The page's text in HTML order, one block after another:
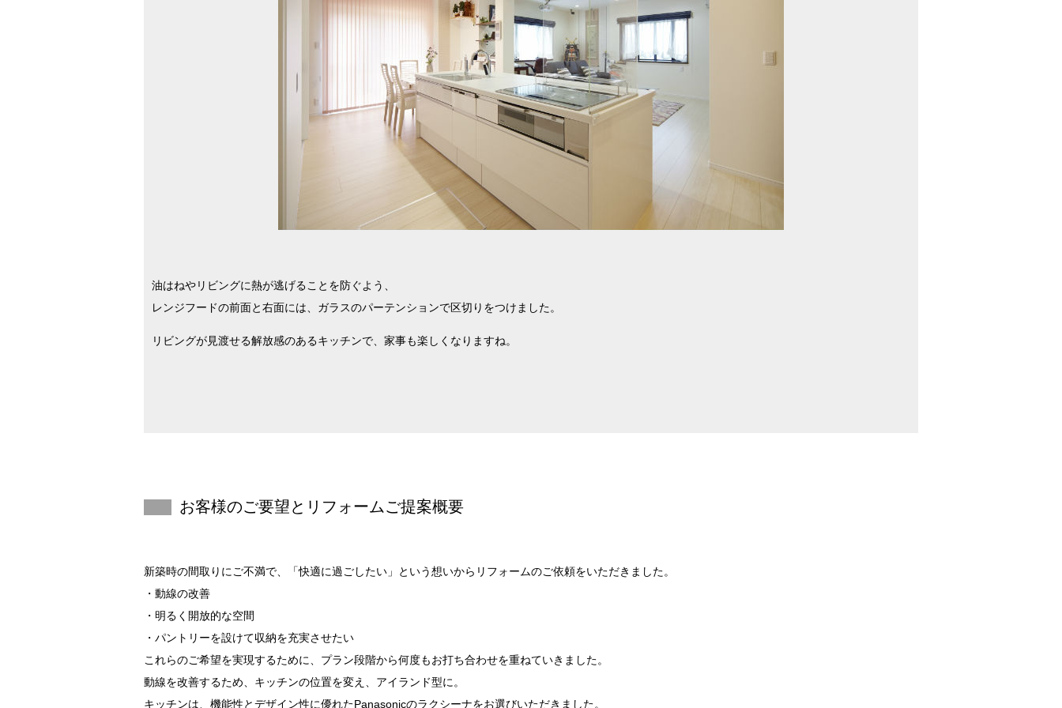
油はねやリビングに熱が逃げることを防ぐよう、
レンジフードの前面と右面には、ガラスのパーテンションで区切りをつけました。
リビングが見渡せる解放感のあるキッチンで、家事も楽しくなりますね。
お客様のご要望と リフォームご提案概要
新築時の間取りにご不満で、「快適に過ごしたい」という想いからリフォームのご依頼をいただきました。
・動線の改善
・明るく開放的な空間
・パントリーを設けて収納を充実させたい
これらのご希望を実現するために、プラン段階から何度もお打ち合わせを重ねていきました。
動線を改善するため、キッチンの位置を変え、アイランド型に。
キッチンは、機能性とデザイン性に優れたPanasonicのラクシーナをお選びいただきました。